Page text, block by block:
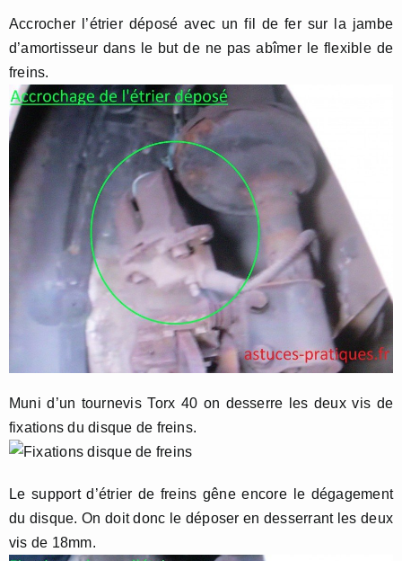
Accrocher l’étrier déposé avec un fil de fer sur la jambe
d’amortisseur dans le but de ne pas abîmer le flexible de
freins.
Muni d’un tournevis Torx 40 on desserre les deux vis de
fixations du disque de freins.
Le support d’étrier de freins gêne encore le dégagement
du disque. On doit donc le déposer en desserrant les deux
vis de 18mm.